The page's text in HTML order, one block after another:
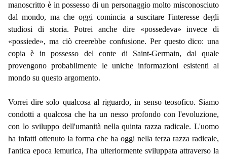
manoscritto è in possesso di un personaggio molto misconosciuto
dal mondo, ma che oggi comincia a suscitare l'interesse degli
studiosi di storia. Potrei anche dire «possedeva» invece di
«possiede», ma ciò creerebbe confusione. Per questo dico: una
copia è in possesso del conte di Saint-Germain, dal quale
provengono probabilmente le uniche informazioni esistenti al
mondo su questo argomento.
Vorrei dire solo qualcosa al riguardo, in senso teosofico. Siamo
condotti a qualcosa che ha un nesso profondo con l'evoluzione,
con lo sviluppo dell'umanità nella quinta razza radicale. L'uomo
ha infatti ottenuto la forma che ha oggi nella terza razza radicale,
l'antica epoca lemurica, l'ha ulteriormente sviluppata attraverso la